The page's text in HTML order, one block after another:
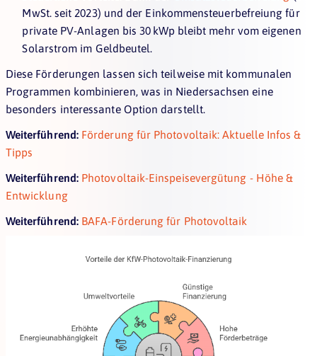
MwSt. seit 2023) und der Einkommensteuerbefreiung für
private PV-Anlagen bis 30 kWp bleibt mehr vom eigenen
Solarstrom im Geldbeutel.
Diese Förderungen lassen sich teilweise mit kommunalen
Programmen kombinieren, was in Niedersachsen eine
besonders interessante Option darstellt.
Weiterführend: Förderung für Photovoltaik: Aktuelle Infos &
Tipps
Weiterführend: Photovoltaik-Einspeisevergütung - Höhe &
Entwicklung
Weiterführend: BAFA-Förderung für Photovoltaik